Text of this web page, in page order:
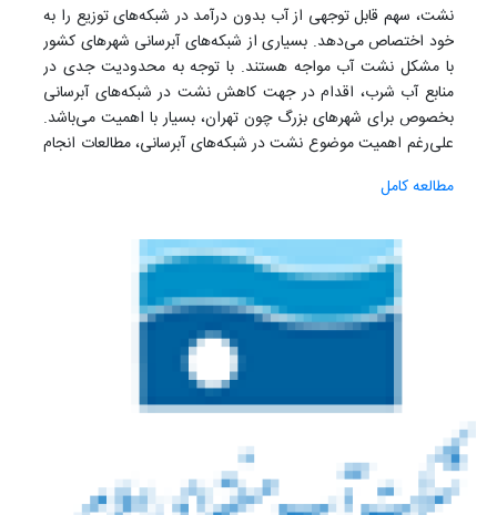
نشت، سهم قابل توجهی از آب بدون درآمد در شبکه‌های توزیع را به
خود اختصاص می‌دهد. بسیاری از شبکه‌های آبرسانی شهرهای کشور
با مشکل نشت آب مواجه هستند. با توجه به محدودیت جدی در
منابع آب شرب، اقدام در جهت کاهش نشت در شبکه‌های آبرسانی
بخصوص برای شهرهای بزرگ چون تهران، بسیار با اهمیت می‌باشد.
علی‌رغم اهمیت موضوع نشت در شبکه‌های آبرسانی، مطالعات انجام
میدانی شده کافی نبوده و بررسی‌های بیشتری در این زمینه مورد
شبکه بر مقادیر نشت و مصارف مشترکین در شبکه توزیع آب
می‌باشد. در مطالعه حاضر یکی از مناطق شمالی شهر تهران به عنوان
پایلوت انتخاب شده و پس از اندازه‌گیری پارامترهای جریان، شامل
مقادیر دبی ورودی به ایزوله و قرائت کنتور مشترکین، مقادیر حداقل
جریان شبانه و مصرف برآورد گردیده است. با نصب شیرهای
فشارشکن دارای کنترلگر، میزان فشار شبکه در ساعت‌ها و شرایط
مختلف تنظیم گردیده و هر بار مقادیر پارامترهای مورد مطالعه بررسی
مصرف مشترکین و همچنین نشت شبکه آبرسانی را کاهش داد.
مقدار این کاهش برای شبکه موجود محاسبه، و نتایج مورد بحث قرار
گرفته‌ است.
مطالعه کامل